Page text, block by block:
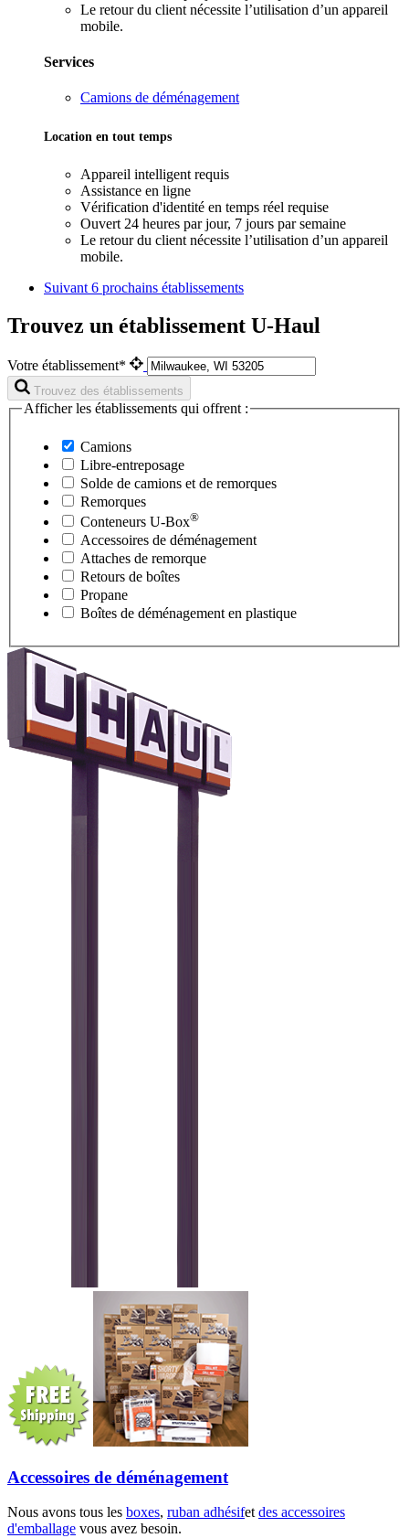
Le retour du client nécessite l’utilisation d’un appareil
mobile.
Services
Camions de déménagement
Location en tout temps
Appareil intelligent requis
Assistance en ligne
Vérification d'identité en temps réel requise
Ouvert 24 heures par jour, 7 jours par semaine
Le retour du client nécessite l’utilisation d’un appareil
mobile.
Suivant 6 prochains établissements
Trouvez un établissement U-Haul
Votre établissement*
Trouvez des établissements
Afficher les établissements qui offrent :
Camions
Libre-entreposage
Solde de camions et de remorques
Remorques
Conteneurs U-Box®
Accessoires de déménagement
Attaches de remorque
Retours de boîtes
Propane
Boîtes de déménagement en plastique
Accessoires de déménagement
Nous avons tous les boxes, ruban adhésifet des accessoires
d'emballage vous avez besoin.